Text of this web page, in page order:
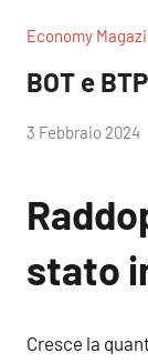
Economy
BOT e BTP
di
3 Febbraio 2024
stato
Cresce la